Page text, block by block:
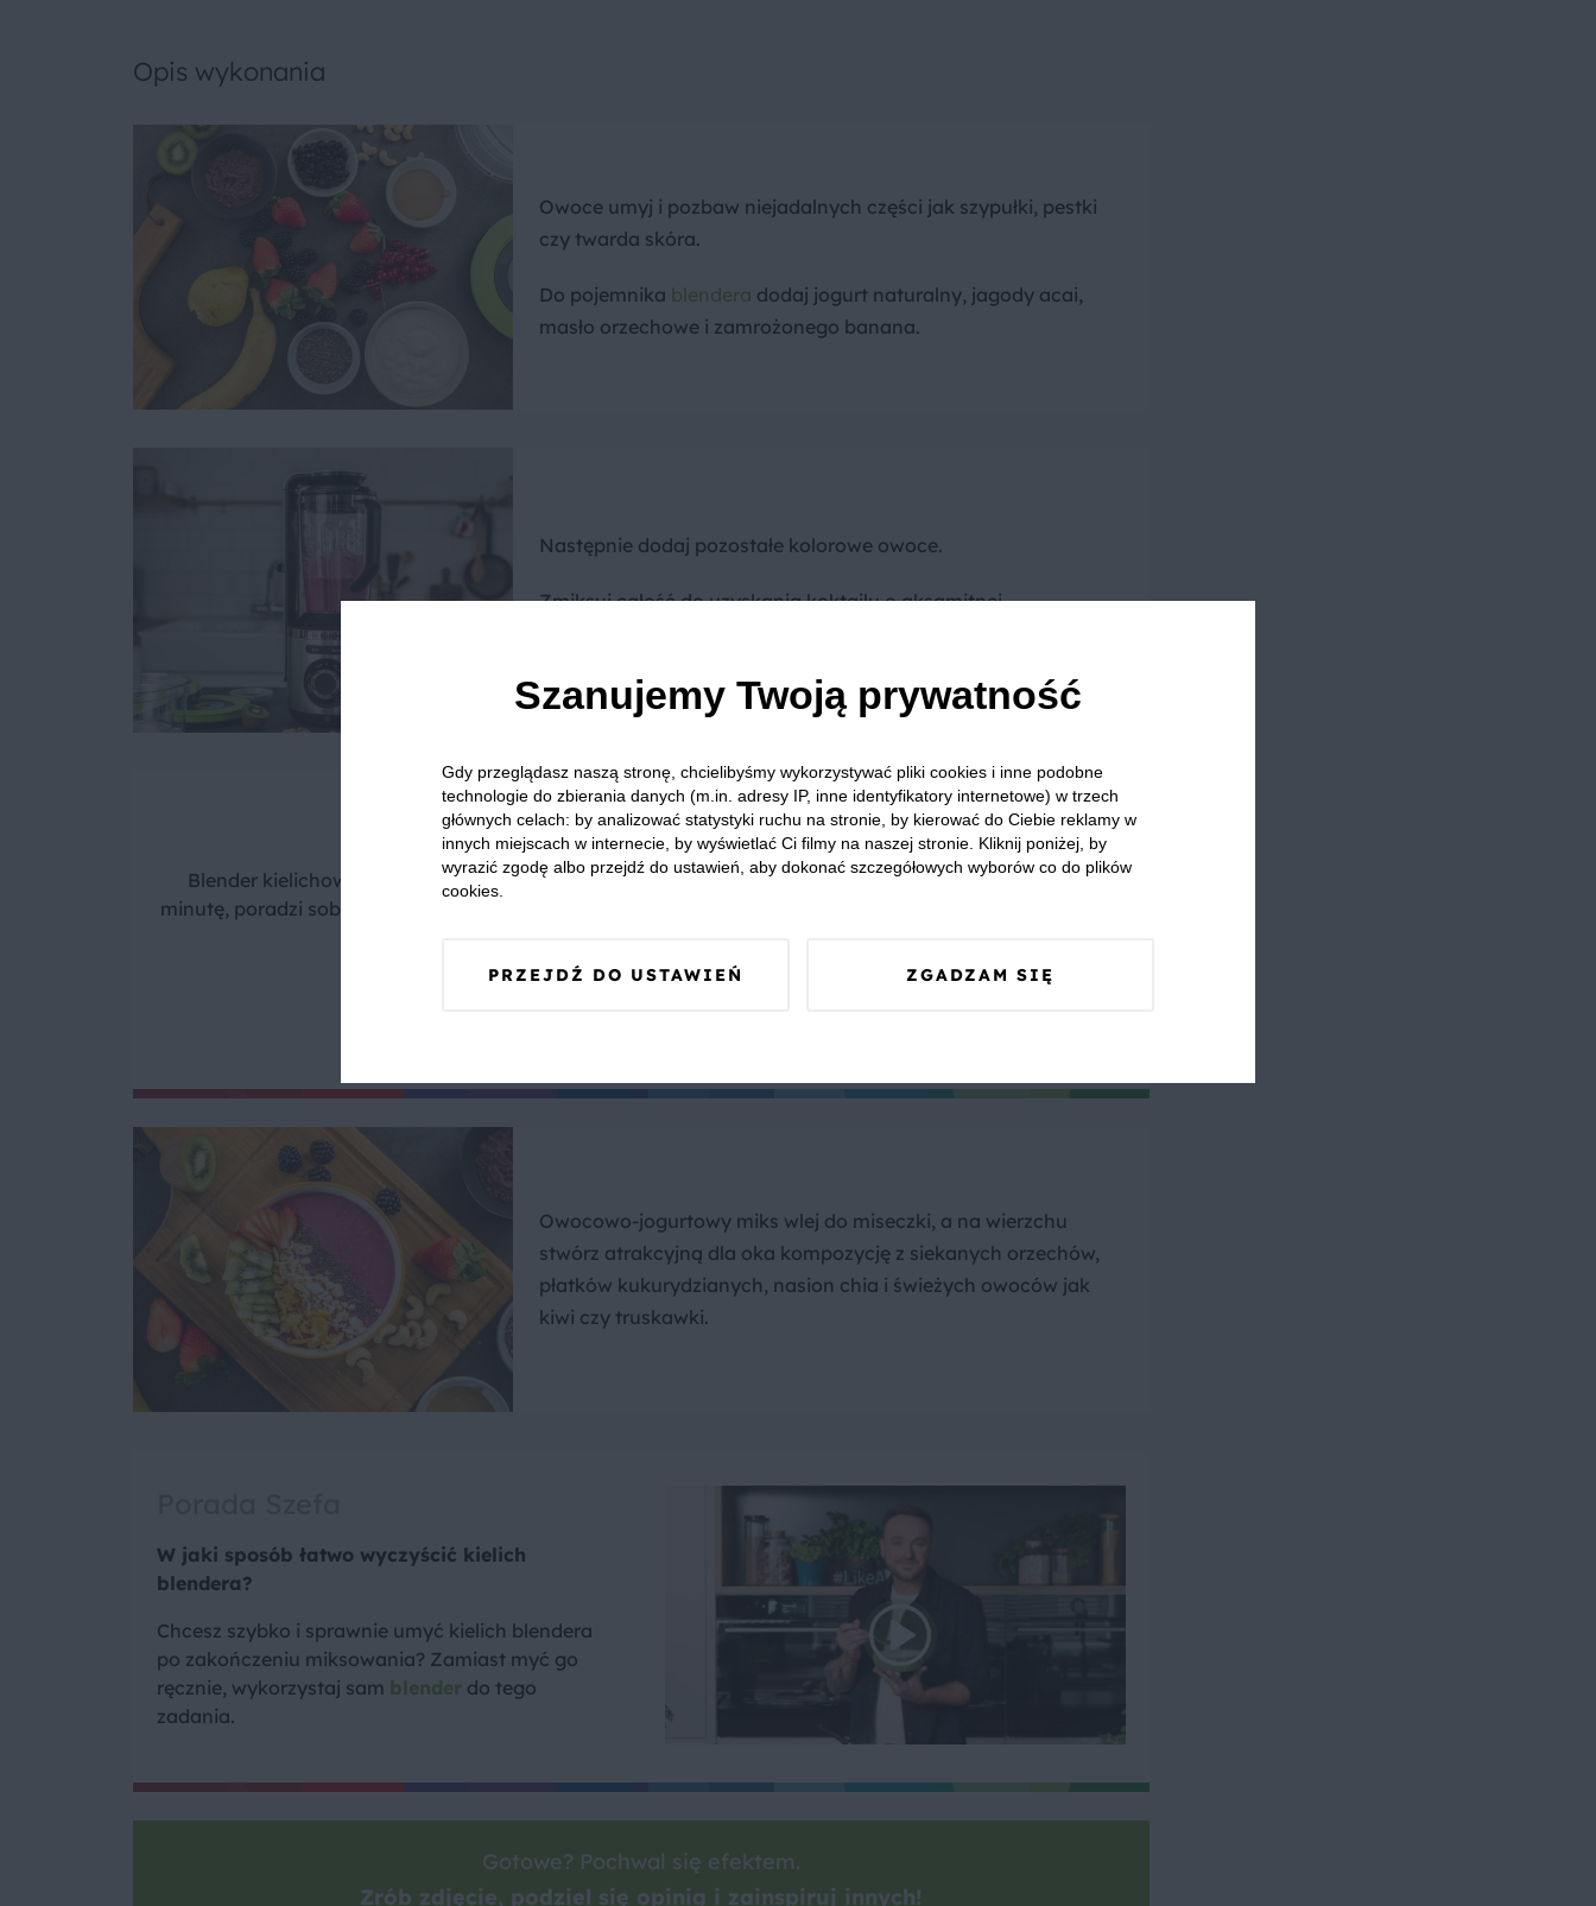
Opis wykonania
Owoce umyj i pozbaw niejadalnych części jak szypułki, pestki
czy twarda skóra.
Do pojemnika blendera dodaj jogurt naturalny, jagody acai,
masło orzechowe i zamrożonego banana.
Następnie dodaj pozostałe kolorowe owoce.
Zmiksuj całość do uzyskania koktajlu o aksamitnej
Porada
Blender kielichowy VitaBoost marki Bosch, dzięki nożowi z 6 ostrzami i prędkości 30 tys. obrotów na
minutę, poradzi sobie z każdym rodzajem owoców i warzyw. Idealny koktajl możesz mieć zawsze ze sobą.
Owocowo-jogurtowy miks wlej do miseczki, a na wierzchu
stwórz atrakcyjną dla oka kompozycję z siekanych orzechów,
płatków kukurydzianych, nasion chia i świeżych owoców jak
kiwi czy truskawki.
W jaki sposób łatwo wyczyścić kielich
blendera?
Chcesz szybko i sprawnie umyć kielich blendera
po zakończeniu miksowania? Zamiast myć go
ręcznie, wykorzystaj sam blender do tego
zadania.
Gotowe? Pochwal się efektem.
Zrób zdjęcie, podziel się opinią i zainspiruj innych!
Szanujemy Twoją prywatność
Gdy przeglądasz naszą stronę, chcielibyśmy wykorzystywać pliki cookies i inne podobne
technologie do zbierania danych (m.in. adresy IP, inne identyfikatory internetowe) w trzech
głównych celach: by analizować statystyki ruchu na stronie, by kierować do Ciebie reklamy w
innych miejscach w internecie, by wyświetlać Ci filmy na naszej stronie. Kliknij poniżej, by
wyrazić zgodę albo przejdź do ustawień, aby dokonać szczegółowych wyborów co do plików
cookies.
PRZEJDŹ DO USTAWIEŃ ZGADZAM SIĘ